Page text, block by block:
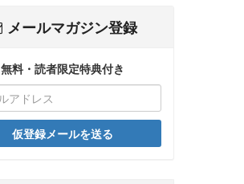
メールマガジン登録
無料・読者限定特典付き
仮登録メールを送る